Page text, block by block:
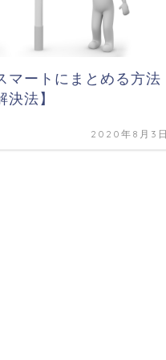
マートにまとめる方法
決法】
2020年8月3